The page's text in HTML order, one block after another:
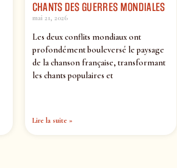
CHANTS DES GUERRES MONDIALES
mai 21, 2026
Les deux conflits mondiaux ont
profondément bouleversé le paysage
de la chanson française, transformant
les chants populaires et
Lire la suite »